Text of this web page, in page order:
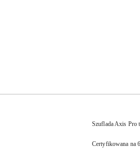
Szuflada Axis Pro
Certyfikowana na